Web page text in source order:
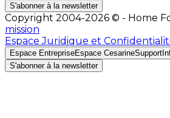
S'abonner à la newsletter
Copyright 2004-2026 © - Home
mission
Espace Juridique et
Espace EntrepriseEspace CesarineSupport
S'abonner à la newsletter